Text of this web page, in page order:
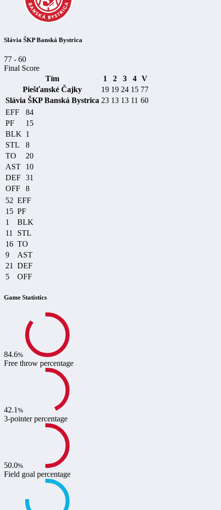
Slávia ŠKP Banská Bystrica
77 - 60
Final Score
Tím
1 2 3 4 V
Piešťanské Čajky
19 19 24 15 77
Slávia ŠKP Banská Bystrica 23 13 13 11 60
EFF
84
PF
15
BLK 1
STL
8
TO
20
AST
10
DEF 31
OFF
8
52 EFF
15 PF
1
BLK
11
STL
16 TO
9
AST
21
DEF
5
OFF
Game Statistics
84.6%
Free throw percentage
42.1 %
3-pointer percentage
50.0%
Field goal percentage